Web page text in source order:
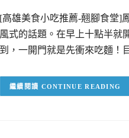
[高雄美食小吃推薦-翹腳食堂]
風式的話題。在早上十點半就
到，一開門就是先衝來吃麵！
CONTINUE READING